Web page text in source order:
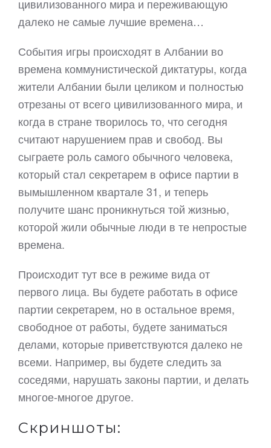
цивилизованного мира и переживающую
далеко не самые лучшие времена…
События игры происходят в Албании во
времена коммунистической диктатуры, когда
жители Албании были целиком и полностью
отрезаны от всего цивилизованного мира, и
когда в стране творилось то, что сегодня
считают нарушением прав и свобод. Вы
сыграете роль самого обычного человека,
который стал секретарем в офисе партии в
вымышленном квартале 31, и теперь
получите шанс проникнуться той жизнью,
которой жили обычные люди в те непростые
времена.
Происходит тут все в режиме вида от
первого лица. Вы будете работать в офисе
партии секретарем, но в остальное время,
свободное от работы, будете заниматься
делами, которые приветствуются далеко не
всеми. Например, вы будете следить за
соседями, нарушать законы партии, и делать
многое-многое другое.
Скриншоты: